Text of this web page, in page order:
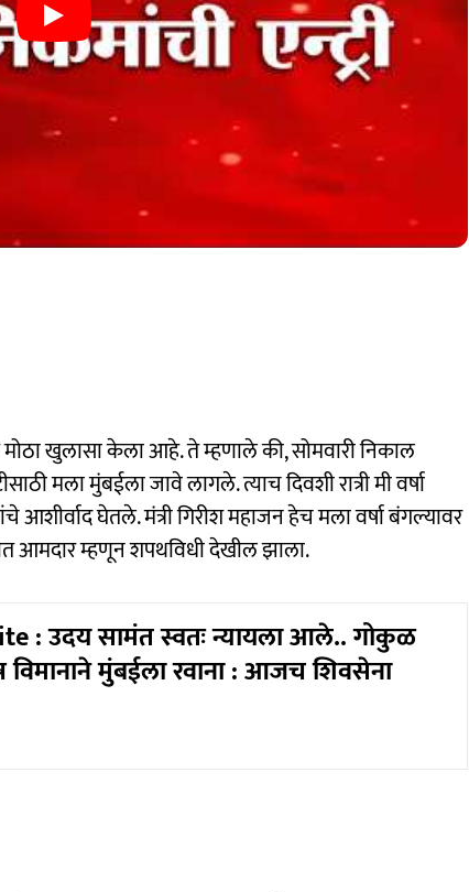
मोठा खुलासा केला आहे. ते म्हणाले की, सोमवारी निकाल
मला मुंबईला जावे लागले. त्याच दिवशी रात्री मी वर्षा
घेतले. मंत्री गिरीश महाजन हेच मला वर्षा बंगल्यावर
आमदार म्हणून शपथविधी देखील झाला.
: उदय सामंत स्वतः न्यायला आले.. गोकुळ
विमानाने मुंबईला रवाना : आजच शिवसेना